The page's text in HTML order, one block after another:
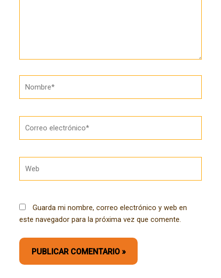
electrónico*
Guarda mi nombre, correo electrónico y web en
este navegador para la próxima vez que comente.